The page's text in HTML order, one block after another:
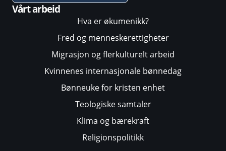
Vårt arbeid
Hva er økumenikk?
Fred og menneskerettigheter
Migrasjon og flerkulturelt arbeid
Kvinnenes internasjonale bønnedag
Bønneuke for kristen enhet
Teologiske samtaler
Klima og bærekraft
Religionspolitikk